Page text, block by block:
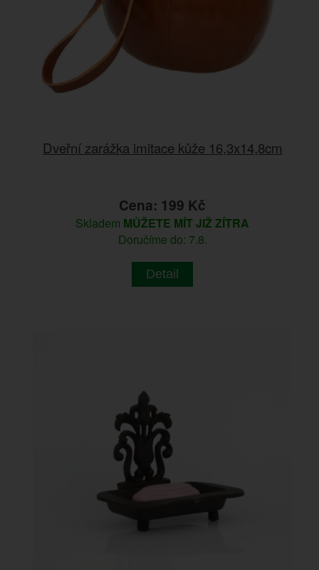
Dveřní zarážka imitace kůže 16,3x14,8cm
Cena: 199 Kč
Skladem MŮŽETE MÍT JIŽ ZÍTRA
Doručíme do: 7.8.
Detail